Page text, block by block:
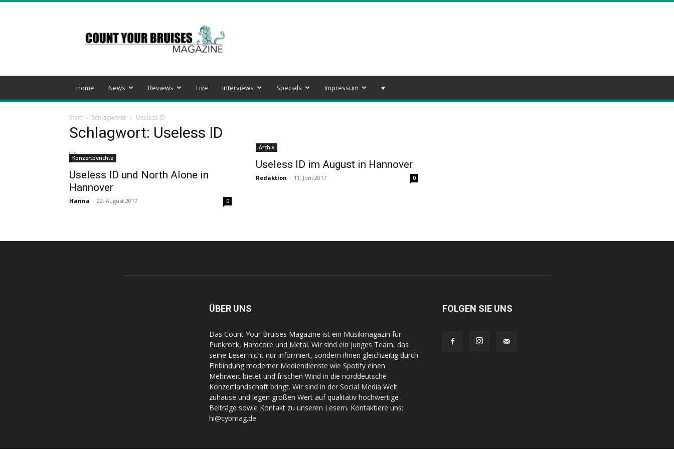
Your
Bruises
Magazine
Home News Reviews Live Interviews Specials Impressum ♥️
Start Schlagworte Useless ID
Schlagwort: Useless ID
Konzertberichte
Useless ID und North Alone in
Hannover
Hanna - 22. August 2017 0
Archiv
Useless ID im August in Hannover
Redaktion - 11. Juni 2017 0
ÜBER UNS
Das Count Your Bruises Magazine ist ein Musikmagazin für
Punkrock, Hardcore und Metal. Wir sind ein junges Team, das
seine Leser nicht nur informiert, sondern ihnen gleichzeitig durch
Einbindung moderner Mediendienste wie Spotify einen
Mehrwert bietet und frischen Wind in die norddeutsche
Konzertlandschaft bringt. Wir sind in der Social Media Welt
zuhause und legen großen Wert auf qualitativ hochwertige
Beiträge sowie Kontakt zu unseren Lesern. Kontaktiere uns:
hi@cybmag.de
FOLGEN SIE UNS